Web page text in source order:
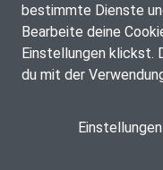
IT, Medien,
16.07.2026:
bestimmte Dienste
Bearbeite deine
Einstellungen klickst.
du mit der
Einstellungen